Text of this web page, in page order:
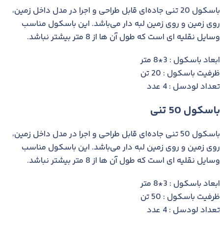
باسکول 20 تنی جاده‌ای قابل طراحی و اجرا در مدل داخل زمین،
روی زمین و روی زمین لبه دار می‌باشد. این باسکول مناسب
وسایل نقلیه ای است که طول آن ها از 8 متر بیشتر نباشد.
ابعاد باسکول : 3*8 متر
ظرفیت باسکول : 20 تن
تعداد لودسل : 4 عدد
باسکول 50 تنی
باسکول 50 تنی جاده‌ای قابل طراحی و اجرا در مدل داخل زمین،
روی زمین و روی زمین لبه دار می‌باشد. این باسکول مناسب
وسایل نقلیه ای است که طول آن ها از 8 متر بیشتر نباشد.
ابعاد باسکول : 3*8 متر
ظرفیت باسکول : 50 تن
تعداد لودسل : 4 عدد